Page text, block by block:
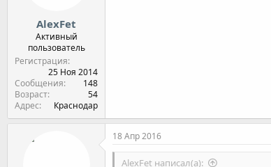
AlexFet
Активный
пользователь
Регистрация
25 Ноя 2014
Сообщения
148
Возраст
54
Адрес
Краснодар
18 Апр 2016
AlexFet написал(а):